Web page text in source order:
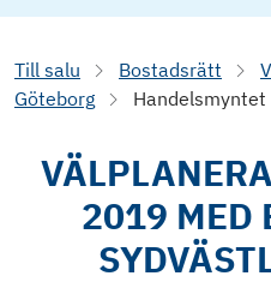
Till salu Bostadsrätt
Göteborg
Handelsmyntet
2019 MED